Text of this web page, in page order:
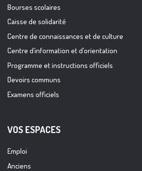
Bourses scolaires
Caisse de solidarité
Centre de connaissances et de culture
Centre d’information et d’orientation
Programme et instructions officiels
Devoirs communs
Examens officiels
VOS ESPACES
Emploi
Anciens